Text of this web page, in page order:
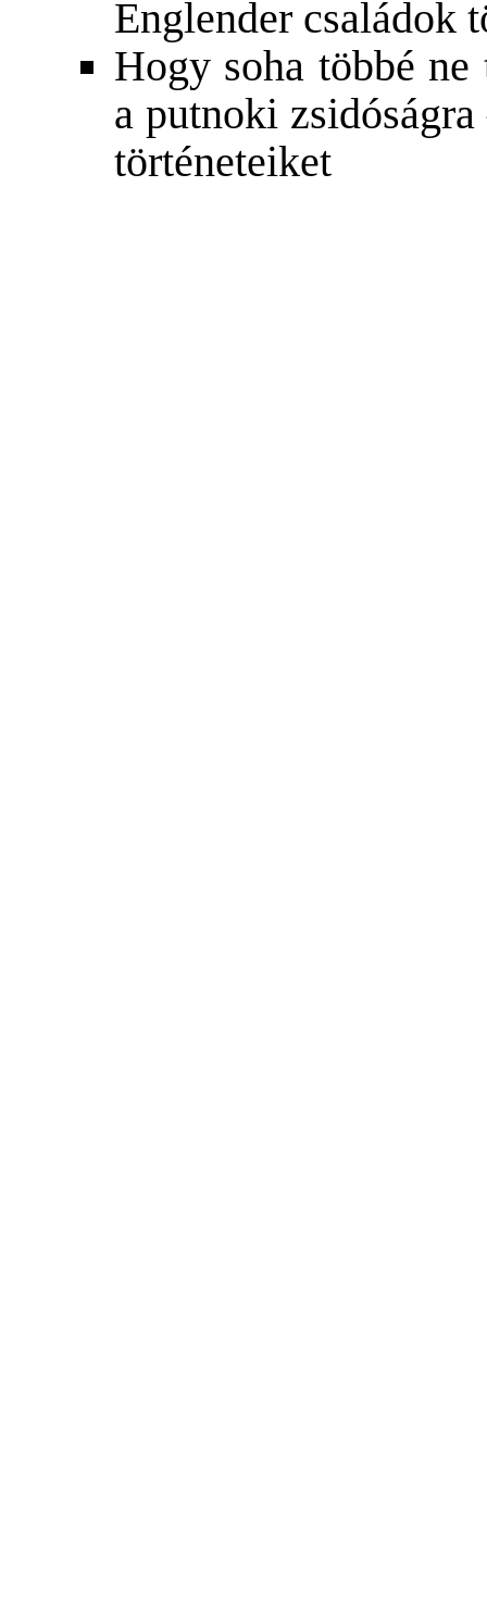
Englender családok
Hogy soha többé ne
a putnoki
történeteiket